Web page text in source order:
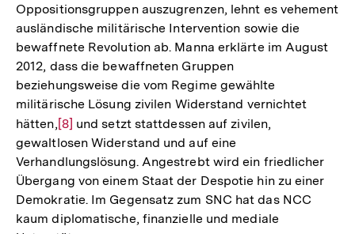
Oppositionsgruppen auszugrenzen, lehnt es vehement
ausländische militärische Intervention sowie die
bewaffnete Revolution ab. Manna erklärte im August
2012, dass die bewaffneten Gruppen
beziehungsweise die vom Regime gewählte
militärische Lösung zivilen Widerstand vernichtet
hätten,Zur
Auflösung
der
Fußnote
[8] und setzt stattdessen auf zivilen,
gewaltlosen Widerstand und auf eine
Verhandlungslösung. Angestrebt wird ein friedlicher
Übergang von einem Staat der Despotie hin zu einer
Demokratie. Im Gegensatz zum SNC hat das NCC
kaum diplomatische, finanzielle und mediale